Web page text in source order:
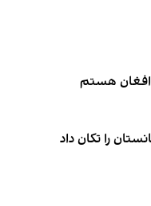
افغان هستم
را تکان داد